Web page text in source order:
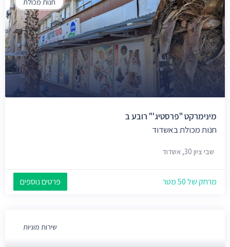
מינימרקט "פרסטיג'" רובע ב
חנות מכולת באשדוד
שבי ציון 30, אשדוד
מרחק של 50 מטר פרטים נוספים
שירות מוניות